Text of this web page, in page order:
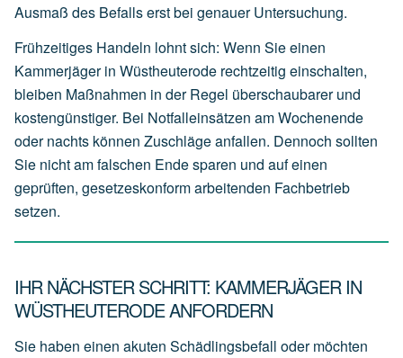
Ausmaß des Befalls erst bei genauer Untersuchung.
Frühzeitiges Handeln lohnt sich: Wenn Sie einen
Kammerjäger in Wüstheuterode rechtzeitig einschalten,
bleiben Maßnahmen in der Regel überschaubarer und
kostengünstiger. Bei Notfalleinsätzen am Wochenende
oder nachts können Zuschläge anfallen. Dennoch sollten
Sie nicht am falschen Ende sparen und auf einen
geprüften, gesetzeskonform arbeitenden Fachbetrieb
setzen.
IHR NÄCHSTER SCHRITT: KAMMERJÄGER IN
WÜSTHEUTERODE ANFORDERN
Sie haben einen akuten Schädlingsbefall oder möchten